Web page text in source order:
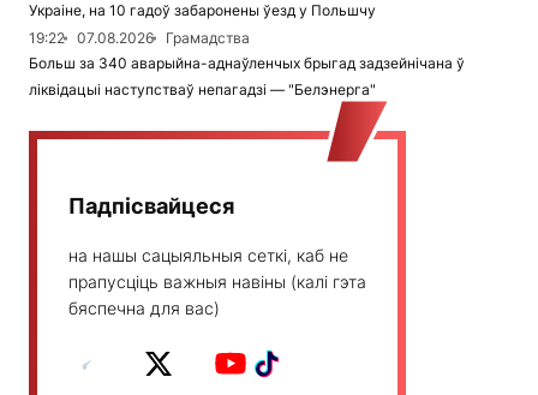
Украіне, на 10 гадоў забаронены ўезд у Польшчу
19:22
07.08.2026
Грамадства
Больш за 340 аварыйна-аднаўленчых брыгад задзейнічана ў
ліквідацыі наступстваў непагадзі — "Белэнерга"
Падпісвайцеся
на нашы сацыяльныя сеткі, каб не
прапусціць важныя навіны (калі гэта
бяспечна для вас)